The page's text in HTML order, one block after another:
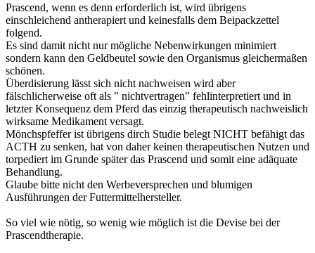
Prascend, wenn es denn erforderlich ist, wird übrigens
einschleichend antherapiert und keinesfalls dem Beipackzettel
folgend.
Es sind damit nicht nur mögliche Nebenwirkungen minimiert
sondern kann den Geldbeutel sowie den Organismus gleichermaßen
schönen.
Überdisierung lässt sich nicht nachweisen wird aber
fälschlicherweise oft als " nichtvertragen" fehlinterpretiert und in
letzter Konsequenz dem Pferd das einzig therapeutisch nachweislich
wirksame Medikament versagt.
Mönchspfeffer ist übrigens dirch Studie belegt NICHT befähigt das
ACTH zu senken, hat von daher keinen therapeutischen Nutzen und
torpediert im Grunde später das Prascend und somit eine adäquate
Behandlung.
Glaube bitte nicht den Werbeversprechen und blumigen
Ausführungen der Futtermittelhersteller.
So viel wie nötig, so wenig wie möglich ist die Devise bei der
Prascendtherapie.